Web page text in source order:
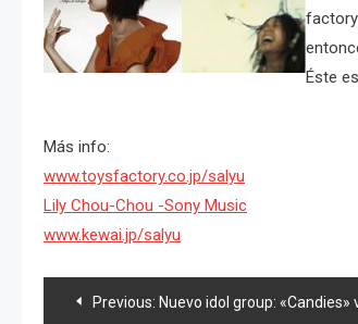
factory
Éste
Más info:
www.toysfactory.co.jp/salyu
Lily Chou-Chou -Sony Music
www.kewai.jp/salyu
Navegación
Previous: Nuevo idol group: «Candies»